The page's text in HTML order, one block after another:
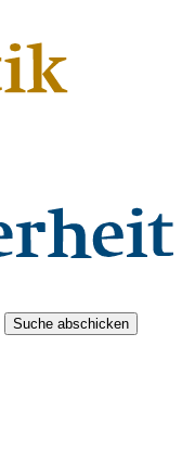
Suche abschicken